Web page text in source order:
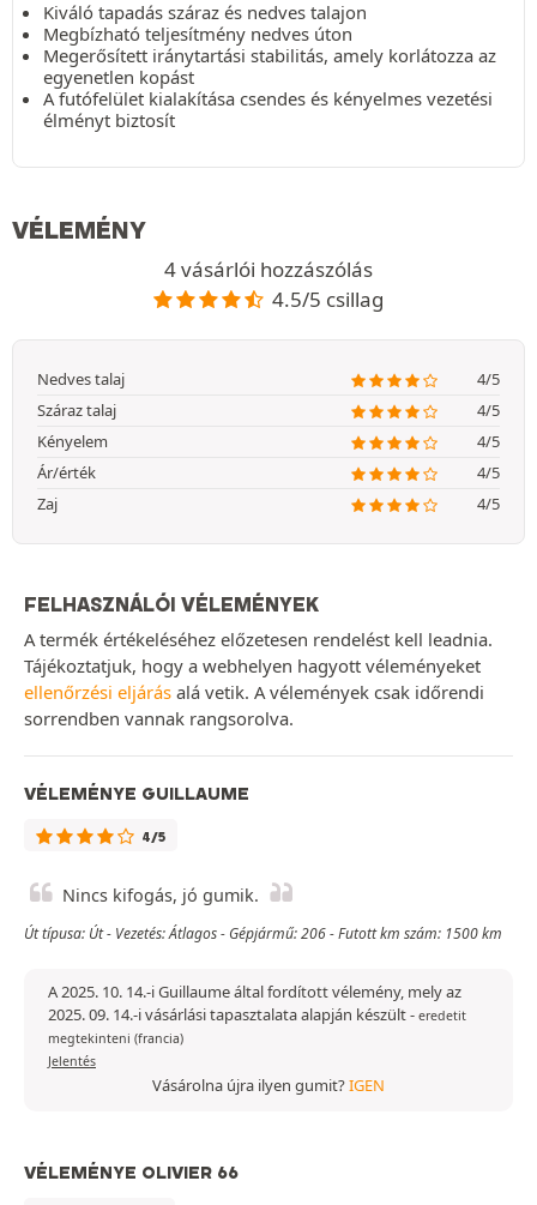
Kiváló tapadás száraz és nedves talajon
Megbízható teljesítmény nedves úton
Megerősített iránytartási stabilitás, amely korlátozza az
egyenetlen kopást
A futófelület kialakítása csendes és kényelmes vezetési
élményt biztosít
VÉLEMÉNY
4 vásárlói hozzászólás
4.5/5 csillag
Nedves talaj
4/5
Száraz talaj
4/5
Kényelem
4/5
Ár/érték
4/5
Zaj
4/5
FELHASZNÁLÓI VÉLEMÉNYEK
A termék értékeléséhez előzetesen rendelést kell leadnia.
Tájékoztatjuk, hogy a webhelyen hagyott véleményeket
ellenőrzési eljárás alá vetik. A vélemények csak időrendi
sorrendben vannak rangsorolva.
VÉLEMÉNYE GUILLAUME
4/5
Nincs kifogás, jó gumik.
Út típusa: Út - Vezetés: Átlagos - Gépjármű: 206 - Futott km szám: 1500 km
A 2025. 10. 14.-i Guillaume által fordított vélemény, mely az
2025. 09. 14.-i vásárlási tapasztalata alapján készült- eredetit
megtekinteni (francia)
Jelentés
Vásárolna újra ilyen gumit?IGEN
VÉLEMÉNYE OLIVIER 66